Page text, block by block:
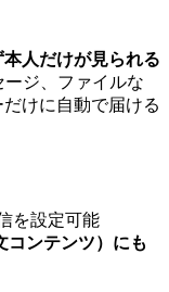
人だけが見られる
ジ、ファイルな
けに自動で届ける
を設定可能
コンテンツ）にも